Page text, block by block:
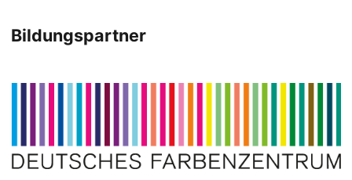
Bildungspartner